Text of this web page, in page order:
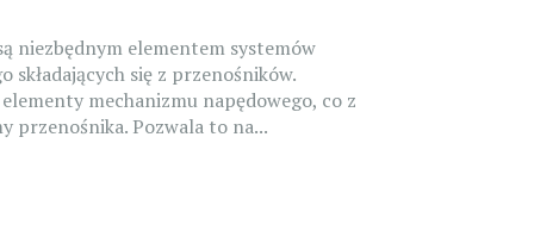
niezbędnym elementem systemów
się z przenośników.
mechanizmu napędowego, co z
przenośnika. Pozwala to na...